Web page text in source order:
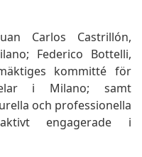
Carlos Castrillón,
Federico Bottelli,
kommitté för
i Milano; samt
och professionella
engagerade i